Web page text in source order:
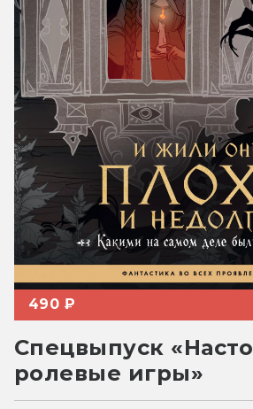
490 ₽
Спецвыпуск
ролевые игры»